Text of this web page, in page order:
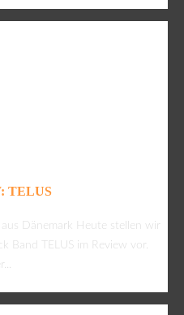
TELUS
Dänemark Heute stellen wir
Band TELUS im Review vor.